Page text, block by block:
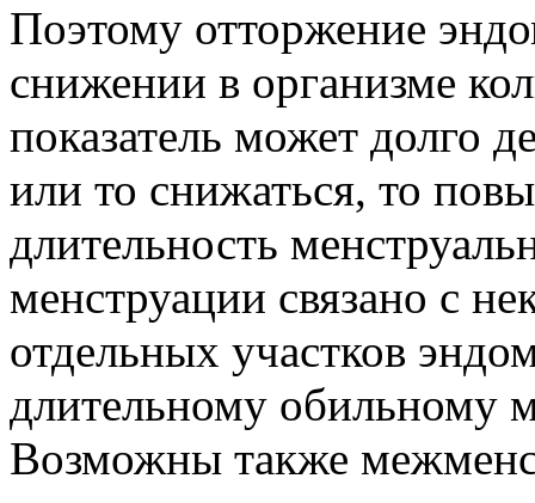
Поэтому отторжение
снижении в организме
показатель может долго
или то снижаться, то
длительность
менструации связано с
отдельных участков
длительному обильному
Возможны также